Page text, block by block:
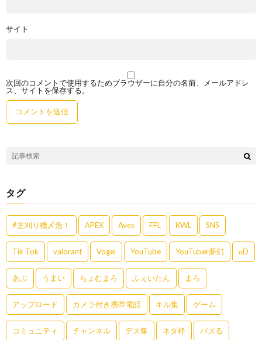
サイト
次回のコメントで使用するためブラウザーに自分の名前、メールアドレ
ス、サイトを保存する。
タグ
#芝刈り機〆危！ APEX Aves FFL KWL SNS
Tik Tok valorant Vogel YouTube YouTuber夢幻 αD
あぶ うまい ちょむまろ ふぇいたん まろ
アップロード カメラ付き携帯電話 キル集 ゲーム
コミュニティ チャンネル デス集 ネタ枠 バズる